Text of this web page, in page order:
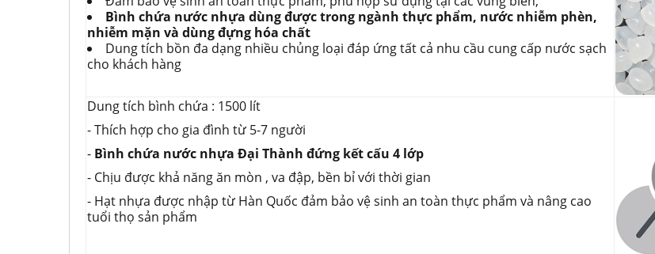
Bình chứa nước nhựa dùng được trong ngành thực phẩm, nước nhiễm phèn,
nhiễm mặn và dùng đựng hóa chất
Dung tích bồn đa dạng nhiều chủng loại đáp ứng tất cả nhu cầu cung cấp nước sạch
cho khách hàng
Dung tích bình chứa : 1500 lít
- Thích hợp cho gia đình từ 5-7 người
- Bình chứa nước nhựa Đại Thành đứng kết cấu 4 lớp
- Chịu được khả năng ăn mòn , va đập, bền bỉ với thời gian
- Hạt nhựa được nhập từ Hàn Quốc đảm bảo vệ sinh an toàn thực phẩm và nâng cao
tuổi thọ sản phẩm